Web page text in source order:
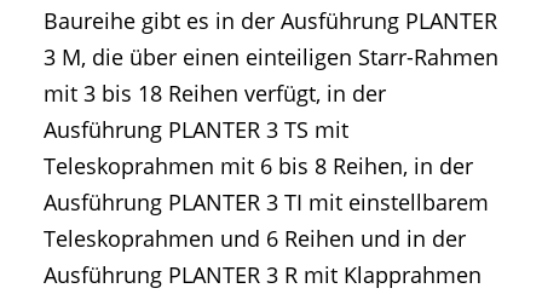
Baureihe gibt es in der Ausführung PLANTER
3 M, die über einen einteiligen Starr-Rahmen
mit 3 bis 18 Reihen verfügt, in der
Ausführung PLANTER 3 TS mit
Teleskoprahmen mit 6 bis 8 Reihen, in der
Ausführung PLANTER 3 TI mit einstellbarem
Teleskoprahmen und 6 Reihen und in der
Ausführung PLANTER 3 R mit Klapprahmen